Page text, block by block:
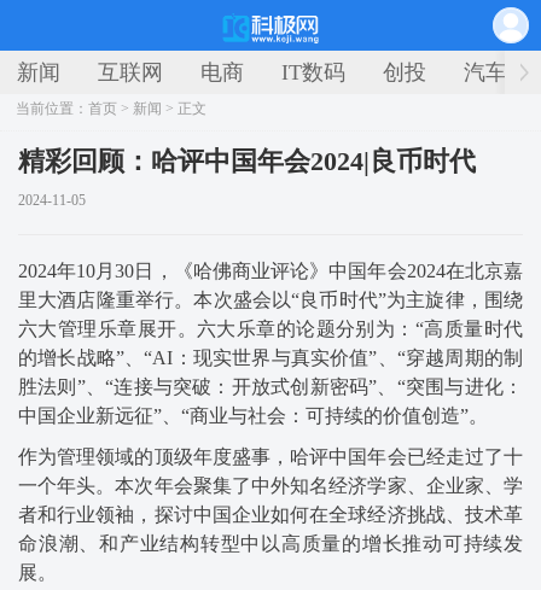
新闻 互联网 电商 IT数码 创投 汽车
当前位置：首页 > 新闻 > 正文
精彩回顾：哈评中国年会2024|良币时代
2024-11-05
2024年10月30日，《哈佛商业评论》中国年会2024在北京嘉
里大酒店隆重举行。本次盛会以“良币时代”为主旋律，围绕
六大管理乐章展开。六大乐章的论题分别为：“高质量时代
的增长战略”、“AI：现实世界与真实价值”、“穿越周期的制
胜法则”、“连接与突破：开放式创新密码”、“突围与进化：
中国企业新远征”、“商业与社会：可持续的价值创造”。
作为管理领域的顶级年度盛事，哈评中国年会已经走过了十
一个年头。本次年会聚集了中外知名经济学家、企业家、学
者和行业领袖，探讨中国企业如何在全球经济挑战、技术革
命浪潮、和产业结构转型中以高质量的增长推动可持续发
展。